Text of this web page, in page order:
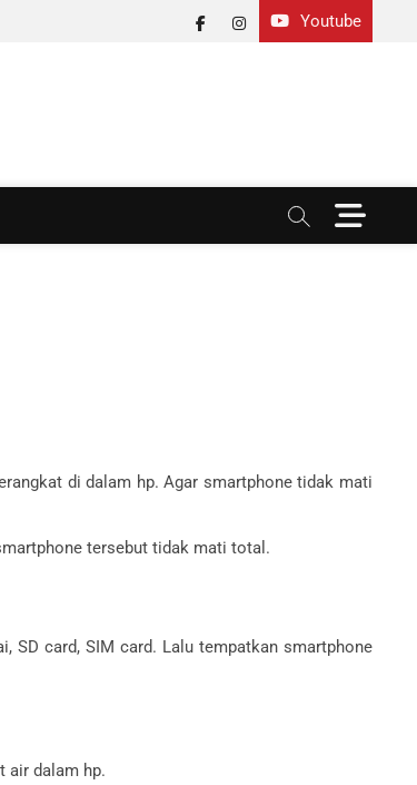
Youtube
facebook
instagram
M
e
n
di dalam hp. Agar smartphone tidak mati
tersebut tidak mati total.
SD card, SIM card. Lalu tempatkan smartphone
air dalam hp.